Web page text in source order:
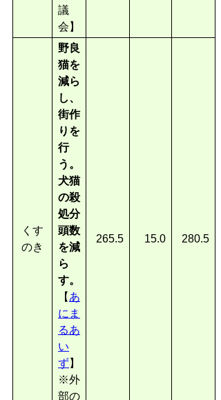
議
会】
くす
のき
野良
猫を
減ら
し、
街作
りを
行
う。
犬猫
の殺
処分
頭数
を減
ら
す。
【 あ
にま
るあ
い
ず】
※外
部の
265.5 15.0 280.5